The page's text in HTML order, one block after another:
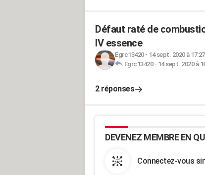
Défaut raté de
IV essence
Egrc13420- 14 sept. 2020 à 17:27
Egrc13420- 14 sept. 2020 à
2 réponses
DEVENEZ MEMBRE EN
Connectez-vous